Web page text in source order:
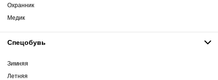
Охранник
Медик
Спецобувь
Зимняя
Летняя